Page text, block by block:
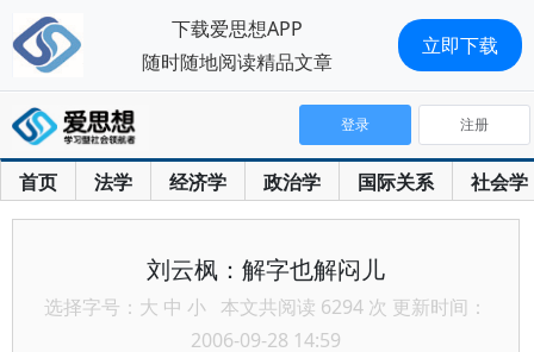
首页 法学 经济学 政治学 国际关系 社会学
登录 注册
刘云枫：解字也解闷儿
选择字号： 大 中 小 本文共阅读 6294 次 更新时间：
2006-09-28 14:59
下载爱思想APP
随时随地阅读精品文章
立即下载